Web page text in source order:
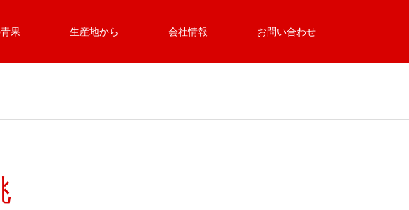
果 生産地から 会社情報 お問い合わせ